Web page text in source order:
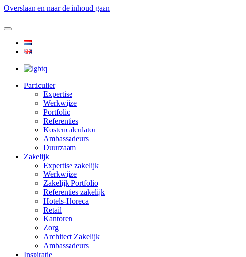
Overslaan en naar de inhoud gaan
Particulier
Expertise
Werkwijze
Portfolio
Referenties
Kostencalculator
Ambassadeurs
Duurzaam
Zakelijk
Expertise zakelijk
Werkwijze
Zakelijk Portfolio
Referenties zakelijk
Hotels-Horeca
Retail
Kantoren
Zorg
Architect Zakelijk
Ambassadeurs
Inspiratie